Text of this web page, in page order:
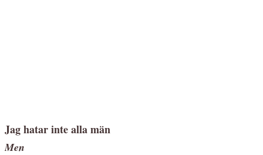
Jag hatar inte alla män
Men